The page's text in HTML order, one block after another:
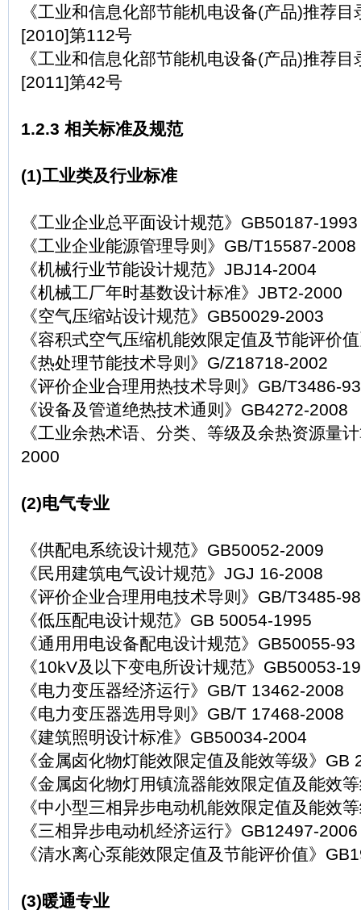
《工业和信息化部节能机电设备(产品)推荐
[2010]第112号
《工业和信息化部节能机电设备(产品)推荐
[2011]第42号
1.2.3 相关标准及规范
(1)工业类及行业标准
《工业企业总平面设计规范》GB50187-1993
《工业企业能源管理导则》GB/T15587-2008
《机械行业节能设计规范》JBJ14-2004
《机械工厂年时基数设计标准》JBT2-2000
《空气压缩站设计规范》GB50029-2003
《容积式空气压缩机能效限定值及节能评价
《热处理节能技术导则》G/Z18718-2002
《评价企业合理用热技术导则》GB/T3486-93
《设备及管道绝热技术通则》GB4272-2008
《工业余热术语、分类、等级及余热资源量
2000
(2)电气专业
《供配电系统设计规范》GB50052-2009
《民用建筑电气设计规范》JGJ 16-2008
《评价企业合理用电技术导则》GB/T3485-98
《低压配电设计规范》GB 50054-1995
《通用用电设备配电设计规范》GB50055-93
《10kV及以下变电所设计规范》GB50053-
《电力变压器经济运行》GB/T 13462-2008
《电力变压器选用导则》GB/T 17468-2008
《建筑照明设计标准》GB50034-2004
《金属卤化物灯能效限定值及能效等级》GB
《金属卤化物灯用镇流器能效限定值及能效
《中小型三相异步电动机能效限定值及能效
《三相异步电动机经济运行》GB12497-2006
《清水离心泵能效限定值及节能评价值》
(3)暖通专业